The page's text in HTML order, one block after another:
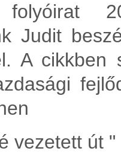
folyóirat
Judit
A
vezetett út "